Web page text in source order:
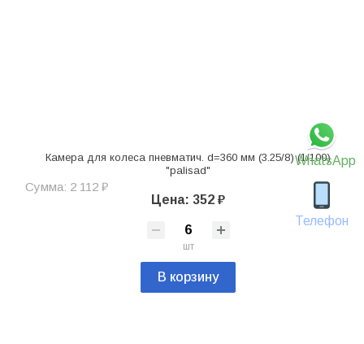
WhatsApp
Телефон
Камера для колеса пневматич. d=360 мм (3.25/8) (1/100)
"palisad"
Сумма: 2 112 ₽
Цена: 352 ₽
шт
В корзину